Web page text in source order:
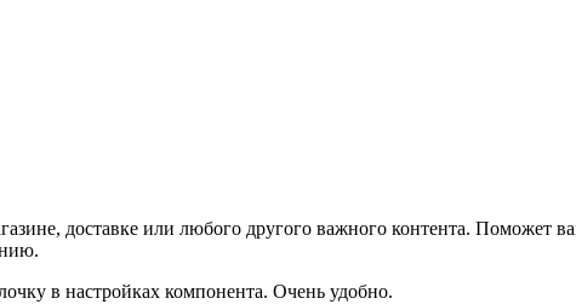
доставке или любого другого важного контента. Поможет
в настройках компонента. Очень удобно.